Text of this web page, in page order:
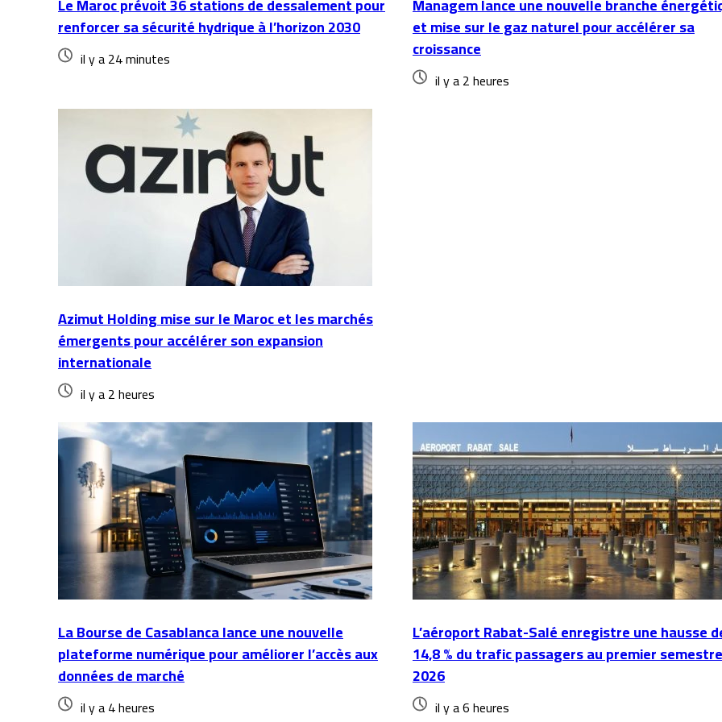
renforcer sa sécurité hydrique à l’horizon 2030
il y a 24 minutes
et mise sur le gaz naturel pour accélérer sa
croissance
il y a 2 heures
Azimut Holding mise sur le Maroc et les marchés
émergents pour accélérer son expansion
internationale
il y a 2 heures
La Bourse de Casablanca lance une nouvelle
plateforme numérique pour améliorer l’accès aux
données de marché
il y a 4 heures
L’aéroport Rabat-Salé enregistre une hausse
14,8 % du trafic passagers au premier semestre
2026
il y a 6 heures